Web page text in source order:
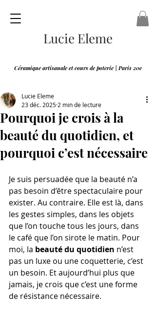
Lucie Eleme
Céramique artisanale et cours de poterie | Paris 20e
Pourquoi je crois à la
beauté du quotidien, et
pourquoi c’est nécessaire
Lucie Eleme
23 déc. 20252 min de lecture
Je suis persuadée que la beauté n’a
pas besoin d’être spectaculaire pour
exister. Au contraire. Elle est là, dans
les gestes simples, dans les objets
que l’on touche tous les jours, dans
le café que l’on sirote le matin. Pour
moi, la beauté du quotidien n’est
pas un luxe ou une coquetterie, c’est
un besoin. Et aujourd’hui plus que
jamais, je crois que c’est une forme
de résistance nécessaire.